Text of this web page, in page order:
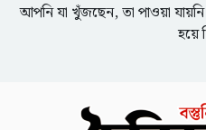
আপনি যা খুঁজছেন, তা পাওয়া
হয়ে